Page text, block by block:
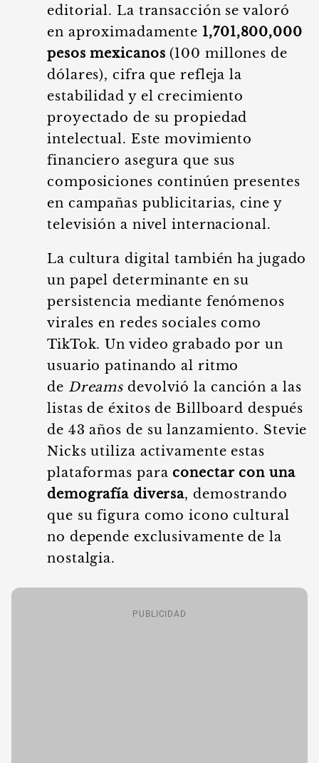
editorial. La transacción se valoró
en aproximadamente 1,701,800,000
pesos mexicanos (100 millones de
dólares), cifra que refleja la
estabilidad y el crecimiento
proyectado de su propiedad
intelectual. Este movimiento
financiero asegura que sus
composiciones continúen presentes
en campañas publicitarias, cine y
televisión a nivel internacional.
La cultura digital también ha jugado
un papel determinante en su
persistencia mediante fenómenos
virales en redes sociales como
TikTok. Un video grabado por un
usuario patinando al ritmo
de Dreams devolvió la canción a las
listas de éxitos de Billboard después
de 43 años de su lanzamiento. Stevie
Nicks utiliza activamente estas
plataformas paraconectar con una
demografía diversa, demostrando
que su figura como icono cultural
no depende exclusivamente de la
nostalgia.
PUBLICIDAD